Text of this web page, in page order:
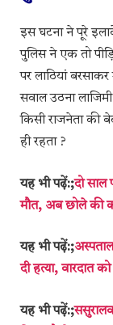
इस घटना ने पूरे
पुलिस ने एक तो
पर लाठियां
सवाल उठना
किसी राजनेता की
ही रहता ?
यह भी पढ़ें:;दो साल
मौत, अब छोले की
यह भी पढ़ें:;
दी हत्या, वारदात
यह भी पढ़ें:;